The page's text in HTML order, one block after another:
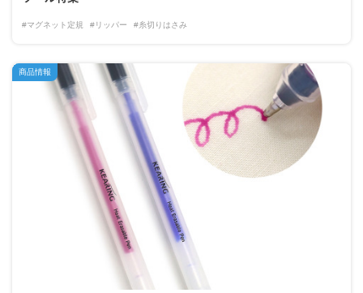
#マグネット定規 #リッパー #糸切りはさみ
商品情報